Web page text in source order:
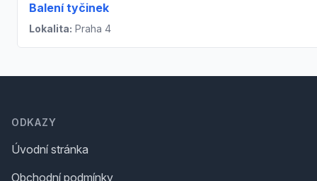
Balení tyčinek
Lokalita: Praha 4
ODKAZY
Úvodní stránka
Obchodní podmínky